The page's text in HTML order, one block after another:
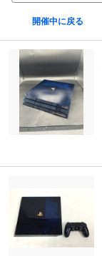
開催中に戻る